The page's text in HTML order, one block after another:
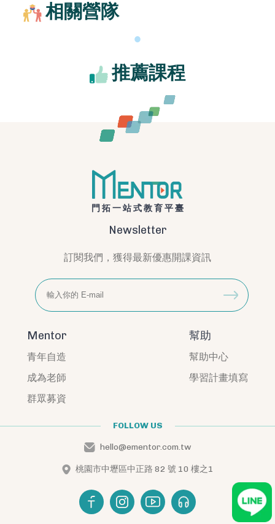
相關營隊
推薦課程
門拓一站式教育平臺
Newsletter
訂閱我們，獲得最新優惠開課資訊
Mentor
青年自造
成為老師
群眾募資
幫助
幫助中心
學習計畫填寫
FOLLOW US
hello@ementor.com.tw
桃園市中壢區中正路 82 號 10 樓之1